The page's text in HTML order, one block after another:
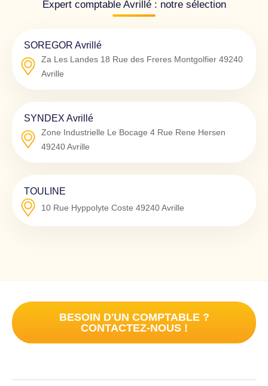
Expert comptable Avrillé : notre sélection
SOREGOR Avrillé
Za Les Landes 18 Rue des Freres Montgolfier 49240
Avrille
SYNDEX Avrillé
Zone Industrielle Le Bocage 4 Rue Rene Hersen
49240Avrille
TOULINE
10 Rue Hyppolyte Coste 49240Avrille
BESOIN D'UN COMPTABLE ?
CONTACTEZ-NOUS !